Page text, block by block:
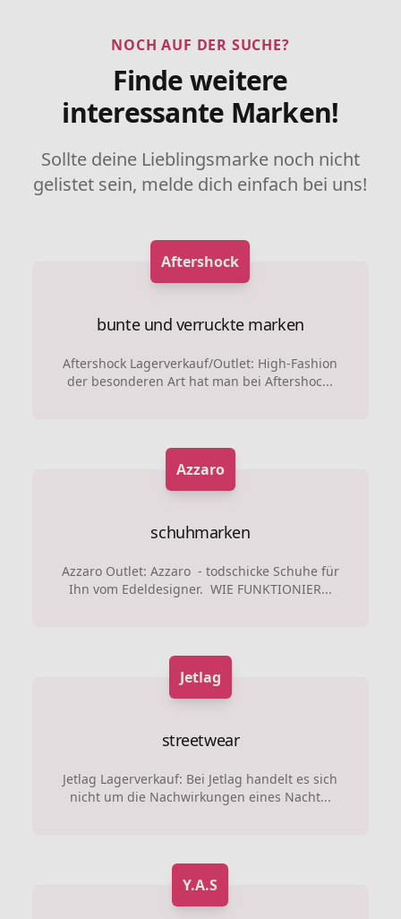
NOCH AUF DER SUCHE?
Finde weitere
interessante Marken!
Sollte deine Lieblingsmarke noch nicht
gelistet sein, melde dich einfach bei uns!
Aftershock
bunte und verruckte marken
Aftershock Lagerverkauf/Outlet: High-Fashion
der besonderen Art hat man bei Aftershoc...
Azzaro
schuhmarken
Azzaro Outlet: Azzaro - todschicke Schuhe für
Ihn vom Edeldesigner. WIE FUNKTIONIER...
Jetlag
streetwear
Jetlag Lagerverkauf: Bei Jetlag handelt es sich
nicht um die Nachwirkungen eines Nacht...
Y.A.S